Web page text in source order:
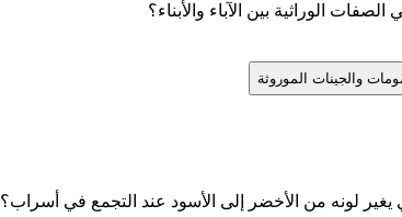
الوراثية بين الآباء والأبناء؟
والجينات الموروثة
يغير لونه من الأخضر إلى الأسود عند التجمع في أسراب؟